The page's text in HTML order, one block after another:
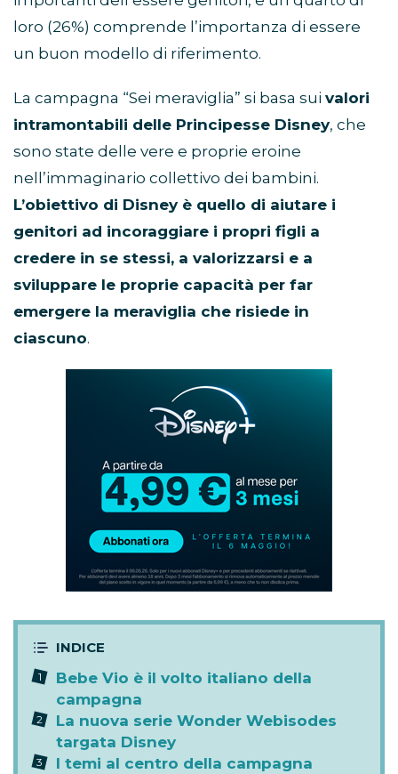
loro (26%) comprende l’importanza di essere
un buon modello di riferimento.
La campagna “Sei meraviglia” si basa sui valori
intramontabili delle Principesse Disney, che
sono state delle vere e proprie eroine
nell’immaginario collettivo dei bambini.
L’obiettivo di Disney è quello di aiutare i
genitori ad incoraggiare i propri figli a
credere in se stessi, a valorizzarsi e a
sviluppare le proprie capacità per far
emergere la meraviglia che risiede in
ciascuno.
promozione
Bebe Vio è il volto italiano della
campagna
La nuova serie Wonder Webisodes
targata Disney
I temi al centro della campagna